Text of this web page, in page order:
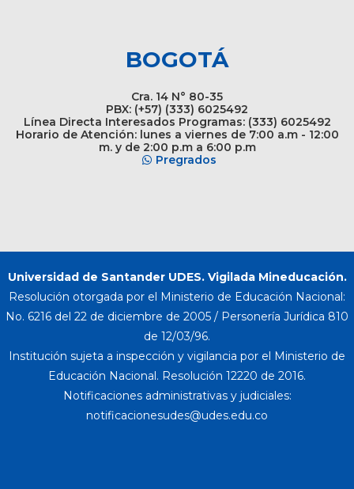
BOGOTÁ
Cra. 14 N° 80-35
PBX: (+57) (333) 6025492
Línea Directa Interesados Programas: (333) 6025492
Horario de Atención: lunes a viernes de 7:00 a.m - 12:00
m. y de 2:00 p.m a 6:00 p.m
Pregrados
Universidad de Santander UDES. Vigilada Mineducación.
Resolución otorgada por el Ministerio de Educación Nacional:
No. 6216 del 22 de diciembre de 2005 / Personería Jurídica 810
de 12/03/96.
Institución sujeta a inspección y vigilancia por el Ministerio de
Educación Nacional. Resolución 12220 de 2016.
Notificaciones administrativas y judiciales: